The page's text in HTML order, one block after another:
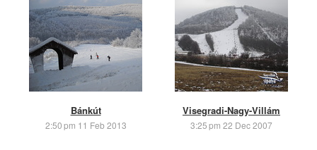
Bánkút
2:50 pm 11 Feb 2013
Visegradi-Nagy-Villám
3:25 pm 22 Dec 2007